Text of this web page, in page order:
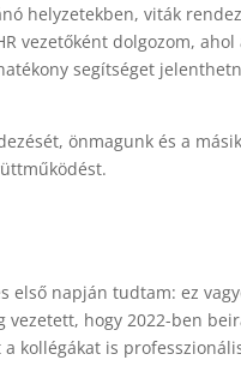
helyzetekben, viták
vezetőként dolgozom,
segítséget
önmagunk és a
első napján tudtam: ez
hogy 2022-ben
kollégákat is